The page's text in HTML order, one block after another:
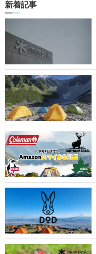
新着記事